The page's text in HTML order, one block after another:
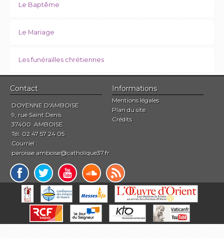
Le Baptême
Le Mariage
Les funérailles chrétiennes
Contact
DOYENNE D'AMBOISE
9, rue Saint Denis
37400 AMBOISE
Tél. 02 47 57 24 05
Courriel :
paroisse.amboise@catholique37.fr
Informations
Mentions légales
Plan du site
Crédits